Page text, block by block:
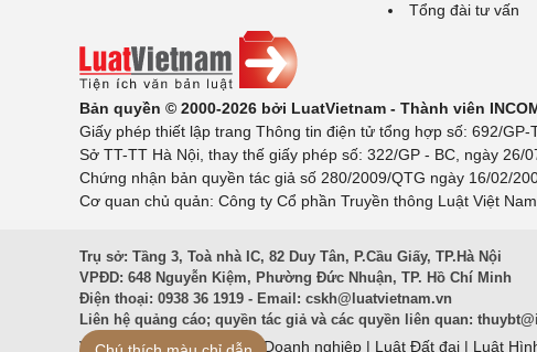
Tổng đài tư vấn
Bản quyền © 2000-2026 bởi LuatVietnam - Thành viên
Giấy phép thiết lập trang Thông tin điện tử tổng hợp số: 692/
Sở TT-TT Hà Nội, thay thế giấy phép số: 322/GP - BC, ngày 26/
Chứng nhận bản quyền tác giả số 280/2009/QTG ngày 16/02/
Cơ quan chủ quản: Công ty Cổ phần Truyền thông Luật Việt
Trụ sở: Tầng 3, Toà nhà IC, 82 Duy Tân, P.Cầu Giấy, TP.Hà Nội
VPĐD: 648 Nguyễn Kiệm, Phường Đức Nhuận, TP. Hồ Chí Minh
Điện thoại: 0938 36 1919 - Email: cskh@luatvietnam.vn
Liên hệ quảng cáo; quyền tác giả và các quyền liên quan:
Văn Bản Pháp Luật|Luật Doanh nghiệp | Luật Đất đai | Luật